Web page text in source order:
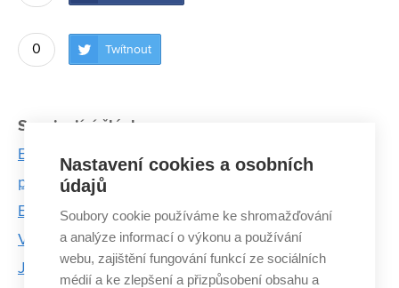
0 Twítnout
Související články:
E-mobilita a udržitelnost – nový studijní program
připraví absolventy na dopravu budoucnosti
Elektromobily pod drobnohledem vědců z FEKT
VUT
Je potřeba úplně změnit pohled na plasty, říká
Nastavení cookies a osobních
údajů
Soubory cookie používáme ke shromažďování
a analýze informací o výkonu a používání
webu, zajištění fungování funkcí ze sociálních
médií a ke zlepšení a přizpůsobení obsahu a